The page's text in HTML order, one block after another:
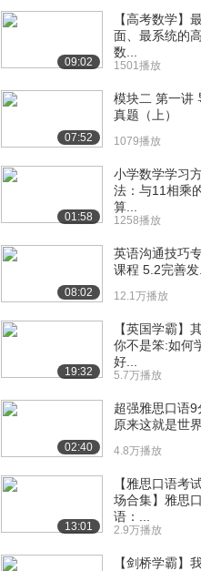
[13] 定积分5
4.6万播放
[14] 替换法求定积分
[16] 三角代换2
4.2万播放
[17] 三角代换3
[18] 周期函数的定积分
[19] 简单的微分方程
[20] 旋转体1
[22] 旋转体3
[23] 旋转体4
3.0万播放
09:02
【高考数学】
面、最系统的
数...
1501播放
07:52
模块二 第一讲
真题（上）
1079播放
01:58
小学数学学习
法：与11相乘
算...
1258播放
08:02
英语沟通技巧
课程 5.2完善发
12.1万播放
19:32
【英国学霸】
你不是笨:如何
好...
5.7万播放
02:40
超强雅思口语9
原来这就是世界
4.8万播放
13:01
【雅思口语考
场合集】雅思口
语：...
2.9万播放
【剑桥学霸】